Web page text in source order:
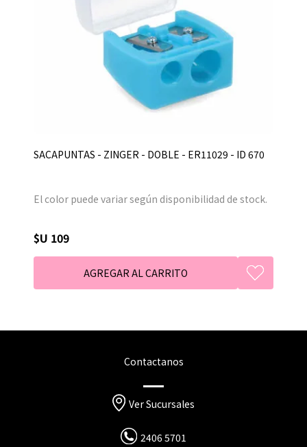
SACAPUNTAS - ZINGER - DOBLE - ER11029 - ID 670
El color puede variar según disponibilidad de stock.
$U 109
Contactanos
Ver Sucursales
2406 5701